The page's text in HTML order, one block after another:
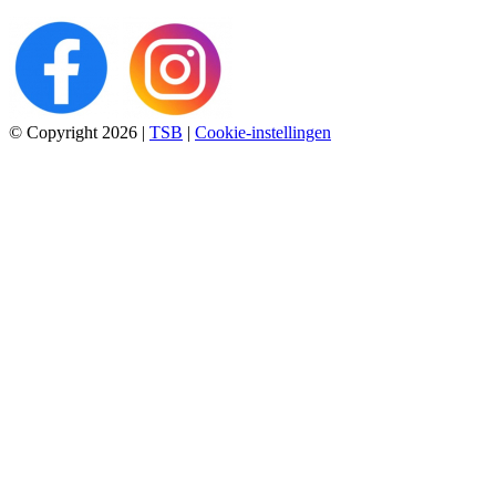
© Copyright 2026 | TSB | Cookie-instellingen